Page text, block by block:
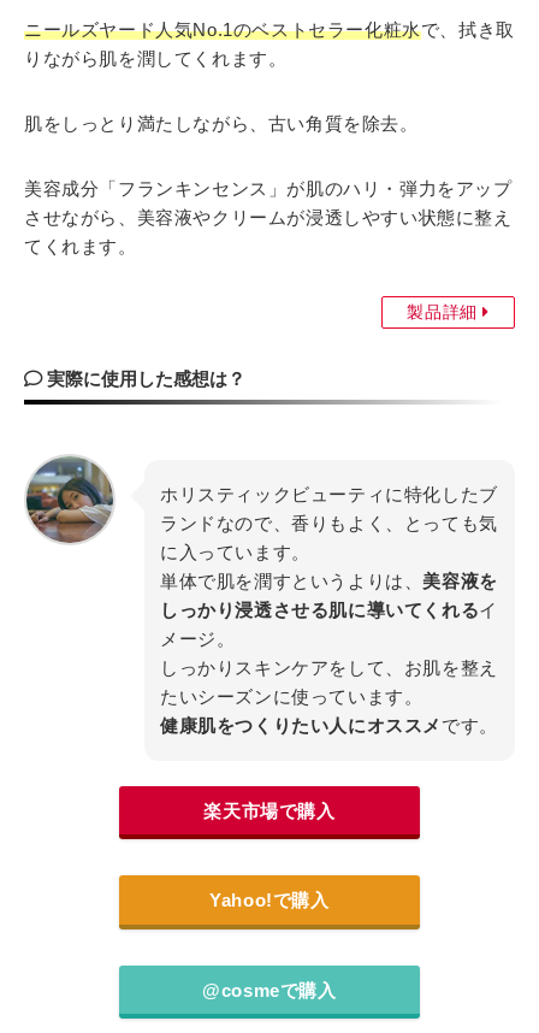
ニールズヤード人気No.1のベストセラー化粧水で、拭き取
りながら肌を潤してくれます。
肌をしっとり満たしながら、古い角質を除去。
美容成分「フランキンセンス」が肌のハリ・弾力をアップ
させながら、美容液やクリームが浸透しやすい状態に整え
てくれます。
製品詳細
実際に使用した感想は？
ホリスティックビューティに特化したブ
ランドなので、香りもよく、とっても気
に入っています。
単体で肌を潤すというよりは、美容液を
しっかり浸透させる肌に導いてくれるイ
メージ。
しっかりスキンケアをして、お肌を整え
たいシーズンに使っています。
健康肌をつくりたい人にオススメ です。
楽天市場で購入
Yahoo!で購入
@cosmeで購入